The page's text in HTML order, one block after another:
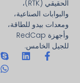
الحقيقي (RTK)،
والبوابات الصناعية،
ومعدات بيدو للطاقة،
وأجهزة RedCap
للجيل الخامس.